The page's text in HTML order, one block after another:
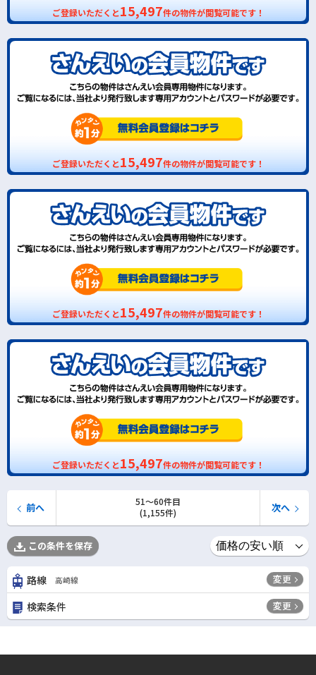
ご登録いただくと15,497件の物件が閲覧可能です！
ご登録いただくと15,497件の物件が閲覧可能です！
ご登録いただくと15,497件の物件が閲覧可能です！
ご登録いただくと15,497件の物件が閲覧可能です！
51〜60件目
(1,155件)
前へ 次へ
この条件を保存
路線 高崎線 変更
検索条件 変更